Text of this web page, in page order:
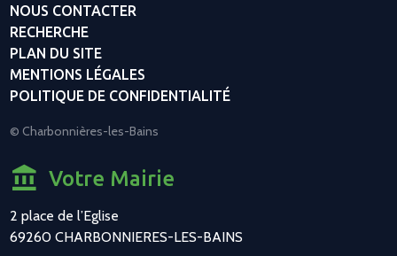
NOUS CONTACTER
RECHERCHE
PLAN DU SITE
MENTIONS LÉGALES
POLITIQUE DE CONFIDENTIALITÉ
© Charbonnières-les-Bains
Votre Mairie
2 place de l’Eglise
69260 CHARBONNIERES-LES-BAINS